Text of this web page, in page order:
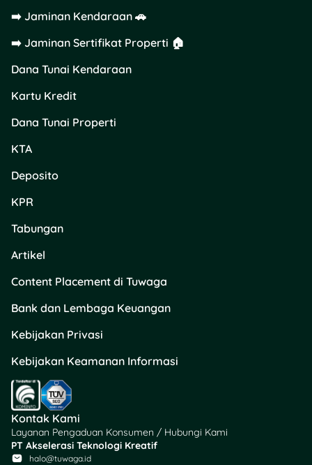
Cokelat
Keju
Strawberry
Blueberry Keju
Blueberry
Chocomaltine
Blueberry
Keju
Chocomaltine
Cokelat Keju
Keju
Pedes Cyin
Baso Goreng
➡️ Jaminan Kendaraan 🚗
➡️ Jaminan Sertifikat Properti 🏠
Dana Tunai Kendaraan
Kartu Kredit
Dana Tunai Properti
KTA
Deposito
KPR
Tabungan
Artikel
Content Placement di Tuwaga
Bank dan Lembaga Keuangan
Kebijakan Privasi
Kebijakan Keamanan Informasi
Kontak Kami
Layanan Pengaduan Konsumen / Hubungi Kami
PT Akselerasi Teknologi Kreatif
halo@tuwaga.id